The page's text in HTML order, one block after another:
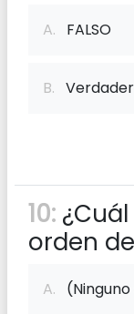
A. FALSO
B.
10:
orden
A.